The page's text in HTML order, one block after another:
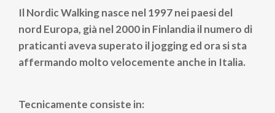
Il Nordic Walking nasce nel 1997 nei paesi del
nord Europa, già nel 2000 in Finlandia il numero di
praticanti aveva superato il jogging ed ora si sta
affermando molto velocemente anche in Italia.
Tecnicamente consiste in: